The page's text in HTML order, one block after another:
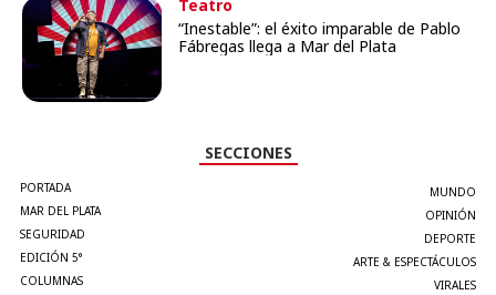
Teatro
“Inestable”: el éxito imparable de Pablo
Fábregas llega a Mar del Plata
SECCIONES
PORTADA
MAR DEL PLATA
SEGURIDAD
EDICIÓN 5°
COLUMNAS
MUNDO
OPINIÓN
DEPORTE
ARTE & ESPECTÁCULOS
VIRALES